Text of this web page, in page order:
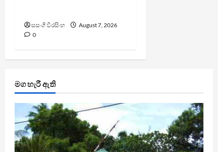
සසංගි වීරසිංහ
August 7, 2026
0
මග හැරී ඇති